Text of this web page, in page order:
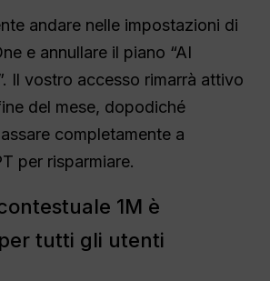
andare nelle impostazioni di
e annullare il piano “AI
Il vostro accesso rimarrà attivo
del mese, dopodiché
completamente a
per risparmiare.
1M è
tutti gli utenti